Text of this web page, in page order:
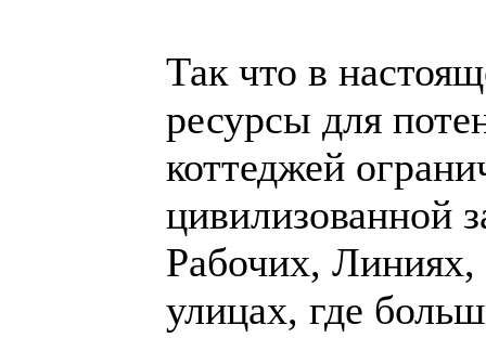
Так что в
ресурсы для
коттеджей
цивилизованной
Рабочих,
улицах, где